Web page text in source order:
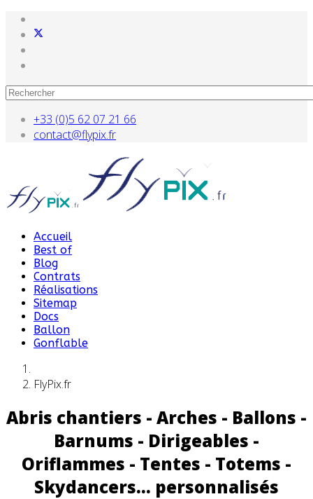
+33 (0)5 62 07 21 66
contact@flypix.fr
Accueil
Best of
Blog
Contrats
Réalisations
Sitemap
Docs
Ballon
Gonflable
FlyPix.fr
Abris chantiers - Arches - Ballons -
Barnums - Dirigeables -
Oriflammes - Tentes - Totems -
Skydancers... personnalisés